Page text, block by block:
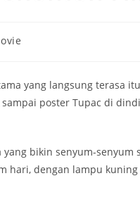
yang langsung terasa
poster Tupac di
bikin senyum-
hari, dengan lampu